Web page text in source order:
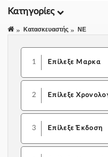
Κατηγορίες
Κατασκευαστής NE
1 Επίλεξε Μαρκα
2 Επίλεξε
3 Επίλεξε Έκδοση